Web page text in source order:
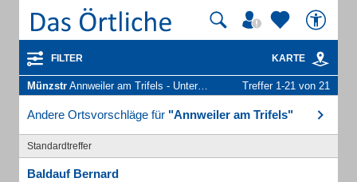
FILTER KARTE
Münzstr Annweiler am Trifels - Unternehmen und Personen Treffer 1-21 von 21
Andere Ortsvorschläge für "Annweiler am Trifels"
Standardtreffer
Baldauf Bernard